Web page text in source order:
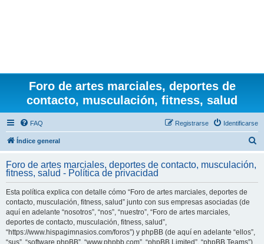
Foro de artes marciales, deportes de
contacto, musculación, fitness, salud
FAQ Identificarse
Registrarse
Índice general
c
Foro de artes marciales, deportes de contacto, musculación,
fitness, salud - Política de privacidad
Esta política explica con detalle cómo “Foro de artes marciales, deportes de
contacto, musculación, fitness, salud” junto con sus empresas asociadas (de
aquí en adelante “nosotros”, “nos”, “nuestro”, “Foro de artes marciales,
deportes de contacto, musculación, fitness, salud”,
“https://www.hispagimnasios.com/foros”) y phpBB (de aquí en adelante “ellos”,
“sus”, “software phpBB”, “www.phpbb.com”, “phpBB Limited”, “phpBB Teams”)